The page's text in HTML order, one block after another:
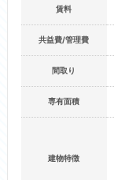
賃料
共益費/管理費
間取り
専有面積
建物特徴